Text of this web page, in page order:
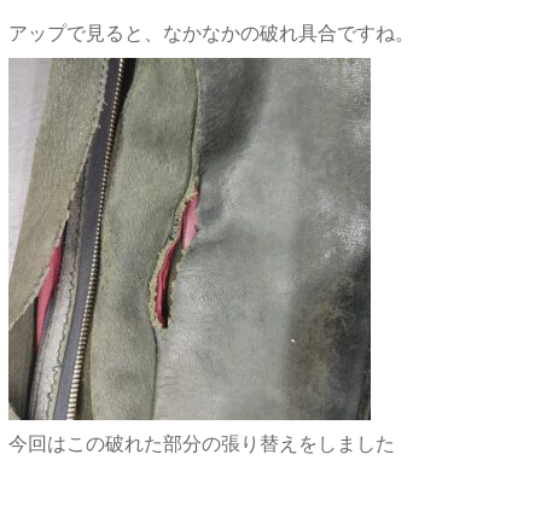
アップで見ると、なかなかの破れ具合ですね。
今回はこの破れた部分の張り替えをしました